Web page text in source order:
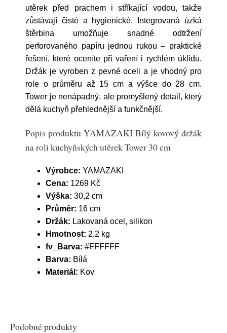
utěrek před prachem i stříkající vodou, takže
zůstávají čisté a hygienické. Integrovaná úzká
štěrbina umožňuje snadné odtržení
perforovaného papíru jednou rukou – praktické
řešení, které oceníte při vaření i rychlém úklidu.
Držák je vyroben z pevné oceli a je vhodný pro
role o průměru až 15 cm a výšce do 28 cm.
Tower je nenápadný, ale promyšlený detail, který
dělá kuchyň přehlednější a funkčnější.
Popis produktu YAMAZAKI Bílý kovový držák
na roli kuchyňských utěrek Tower 30 cm
Výrobce: YAMAZAKI
Cena: 1269 Kč
Výška: 30,2 cm
Průměr: 16 cm
Držák: Lakovaná ocel, silikon
Hmotnost: 2,2 kg
fv_Barva: #FFFFFF
Barva: Bílá
Materiál: Kov
Podobné produkty